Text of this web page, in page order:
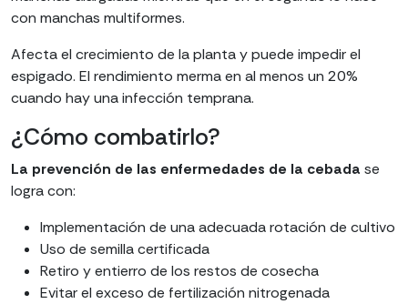
con manchas multiformes.
Afecta el crecimiento de la planta y puede impedir el
espigado. El rendimiento merma en al menos un 20%
cuando hay una infección temprana.
¿Cómo combatirlo?
La prevención de las enfermedades de la cebada se
logra con:
Implementación de una adecuada rotación de cultivo
Uso de semilla certificada
Retiro y entierro de los restos de cosecha
Evitar el exceso de fertilización nitrogenada